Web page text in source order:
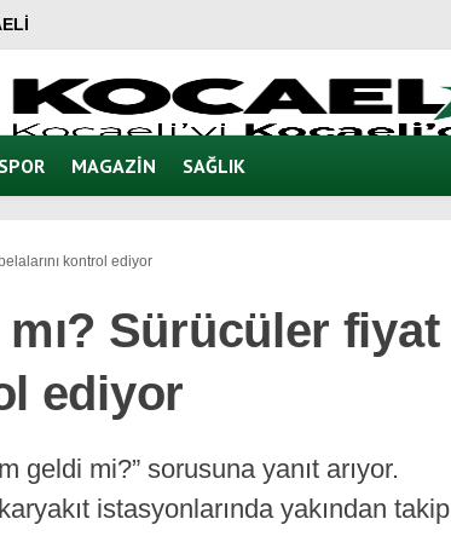
SPOR MAGAZIN SAĞLIK
kontrol ediyor
Sürücüler fiyat
ediyor
geldi mi?” sorusuna yanıt arıyor.
istasyonlarında yakından takip